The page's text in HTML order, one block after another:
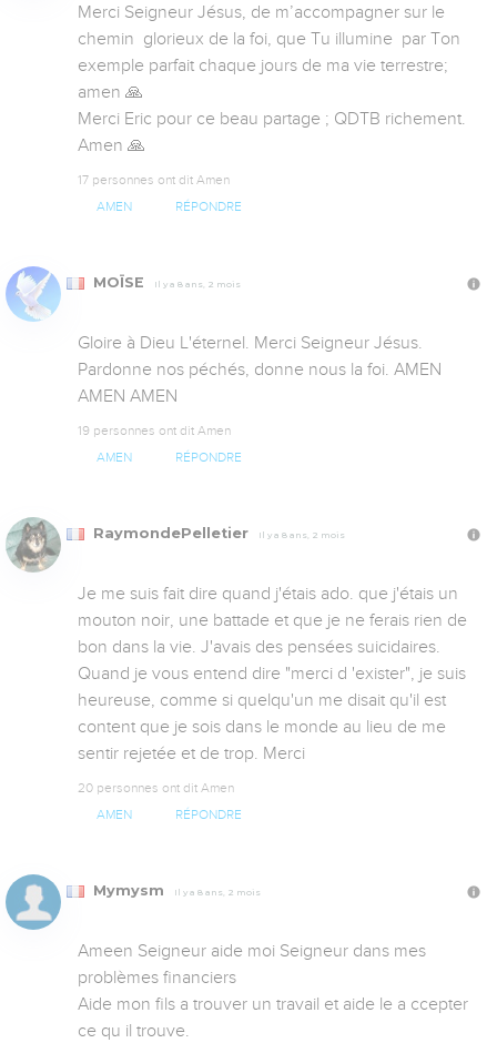
Merci Seigneur Jésus, de m’accompagner sur le
chemin  glorieux de la foi, que Tu illumine  par Ton
exemple parfait chaque jours de ma vie terrestre;
amen 🙏
Merci Eric pour ce beau partage ; QDTB richement.
Amen 🙏
17 personnes ont dit Amen
AMEN RÉPONDRE
MOÏSE Il y a 8 ans, 2 mois
Gloire à Dieu L'éternel. Merci Seigneur Jésus.
Pardonne nos péchés, donne nous la foi. AMEN
AMEN AMEN
19 personnes ont dit Amen
AMEN RÉPONDRE
RaymondePelletier Il y a 8 ans, 2 mois
Je me suis fait dire quand j'étais ado. que j'étais un
mouton noir, une battade et que je ne ferais rien de
bon dans la vie. J'avais des pensées suicidaires.
Quand je vous entend dire "merci d 'exister", je suis
heureuse, comme si quelqu'un me disait qu'il est
content que je sois dans le monde au lieu de me
sentir rejetée et de trop. Merci
20 personnes ont dit Amen
AMEN RÉPONDRE
Mymysm Il y a 8 ans, 2 mois
Ameen Seigneur aide moi Seigneur dans mes
problèmes financiers
Aide mon fils a trouver un travail et aide le a ccepter
ce qu il trouve.